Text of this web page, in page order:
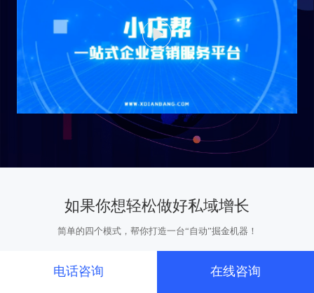
00:00
如果你想轻松做好私域增长
简单的四个模式，帮你打造一台“自动”掘金机器！
电话咨询 在线咨询